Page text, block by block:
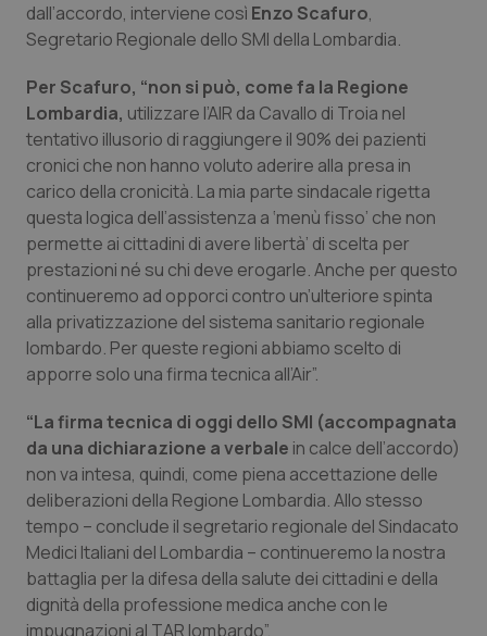
Lombardia
Marche
Molise
Piemonte
Provincia Autonoma di Bolzano
Provincia Autonoma di Trento
Puglia
Sardegna
Sicilia
Toscana
Umbria
Dolore
Donna & Salute
Epatiti
HIV
Infezioni & Febbre
Ipertensione & Scompenso
Malattie rare
Malattia di Crohn & Rettocolite Ulcerosa
Neuroscienze & patologie neurodegenerative
Obesità
Oftalmologia
dall’accordo, interviene così Enzo Scafuro,
Segretario Regionale dello SMI della Lombardia.
Per Scafuro, “non si può, come fa la Regione
Lombardia, utilizzare l’AIR da Cavallo di Troia nel
tentativo illusorio di raggiungere il 90% dei pazienti
cronici che non hanno voluto aderire alla presa in
carico della cronicità. La mia parte sindacale rigetta
questa logica dell’assistenza a ‘menù fisso’ che non
permette ai cittadini di avere libertà’ di scelta per
prestazioni né su chi deve erogarle. Anche per questo
continueremo ad opporci contro un’ulteriore spinta
alla privatizzazione del sistema sanitario regionale
lombardo. Per queste regioni abbiamo scelto di
apporre solo una firma tecnica all’Air”.
“La firma tecnica di oggi dello SMI (accompagnata
da una dichiarazione a verbale in calce dell’accordo)
non va intesa, quindi, come piena accettazione delle
deliberazioni della Regione Lombardia. Allo stesso
tempo – conclude il segretario regionale del Sindacato
Medici Italiani del Lombardia – continueremo la nostra
battaglia per la difesa della salute dei cittadini e della
dignità della professione medica anche con le
impugnazioni al TAR lombardo”.